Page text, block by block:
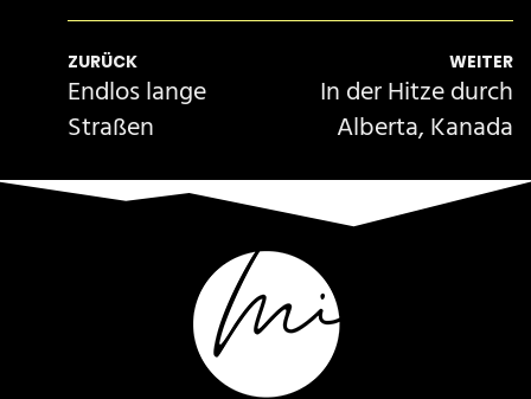
ZURÜCK
Endlos lange
Straßen
WEITER
In der Hitze durch
Alberta, Kanada